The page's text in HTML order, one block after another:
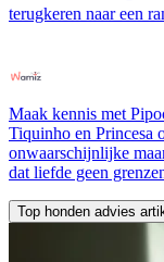
terugkeren naar een
Maak kennis met
Tiquinho en Princesa
onwaarschijnlijke
dat liefde geen
Top honden advies